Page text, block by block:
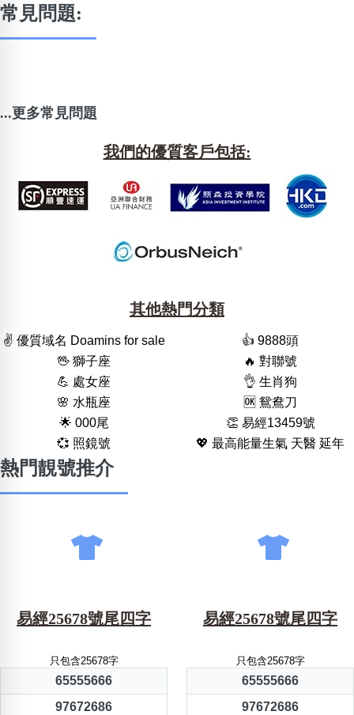
常見問題:
...更多常見問題
我們的優質客戶包括:
其他熱門分類
✌️ 優質域名 Doamins for sale
👍 9888頭
🖖 獅子座
🔥 對聯號
💪 處女座
👌 生肖狗
🌸 水瓶座
🆗️ 鴛鴦刀
🌟 000尾
👏 易經13459號
💞 照鏡號
💖 最高能量生氣 天醫 延年
熱門靚號推介
易經25678號尾四字
只包含25678字
65555666
97672686
易經25678號尾四字
只包含25678字
65555666
97672686